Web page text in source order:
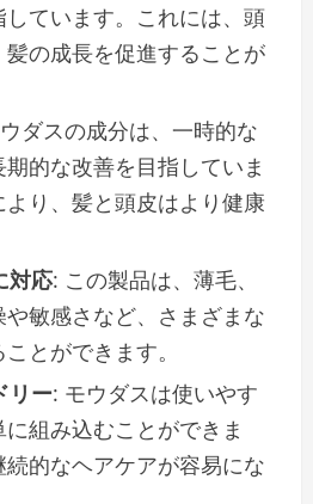
ています。これには、頭
の成長を促進することが
ダスの成分は、一時的な
的な改善を目指していま
り、髪と頭皮はより健康
対応: この製品は、薄毛、
敏感さなど、さまざまな
とができます。
リー: モウダスは使いやす
組み込むことができま
的なヘアケアが容易にな